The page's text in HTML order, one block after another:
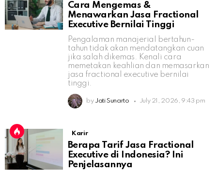
Cara Mengemas &
Menawarkan Jasa Fractional
Executive Bernilai Tinggi
Pengalaman manajerial bertahun-
tahun tidak akan mendatangkan cuan
jika salah dikemas. Kenali cara
memetakan keahlian dan memasarkan
jasa fractional executive bernilai
tinggi.
by Jati Sunarto July 21, 2026, 9:43 pm
Karir
Berapa Tarif Jasa Fractional
Executive di Indonesia? Ini
Penjelasannya